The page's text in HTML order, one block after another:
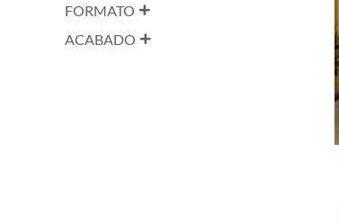
FORMATO
ACABADO